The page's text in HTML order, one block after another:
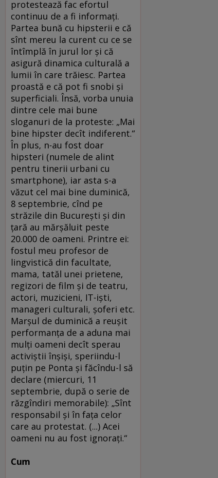
protestează fac efortul
continuu de a fi informaţi.
Partea bună cu hipsterii e că
sînt mereu la curent cu ce se
întîmplă în jurul lor şi că
asigură dinamica culturală a
lumii în care trăiesc. Partea
proastă e că pot fi snobi şi
superficiali. Însă, vorba unuia
dintre cele mai bune
sloganuri de la proteste: „Mai
bine hipster decît indiferent.“
În plus, n-au fost doar
hipsteri (numele de alint
pentru tinerii urbani cu
smartphone), iar asta s-a
văzut cel mai bine duminică,
8 septembrie, cînd pe
străzile din Bucureşti şi din
ţară au mărşăluit peste
20.000 de oameni. Printre ei:
fostul meu profesor de
lingvistică din facultate,
mama, tatăl unei prietene,
regizori de film şi de teatru,
actori, muzicieni, IT-işti,
manageri culturali, şoferi etc.
Marşul de duminică a reuşit
performanţa de a aduna mai
mulţi oameni decît sperau
activiştii înşişi, speriindu-l
puţin pe Ponta şi făcîndu-l să
declare (miercuri, 11
septembrie, după o serie de
răzgîndiri memorabile): „Sînt
responsabil şi în faţa celor
care au protestat. (...) Acei
oameni nu au fost ignoraţi.“
Cum